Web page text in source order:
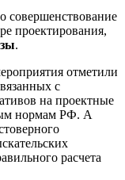
совершенствование
проектирования,
.
отметили
с
на проектные
нормам РФ. А
расчета